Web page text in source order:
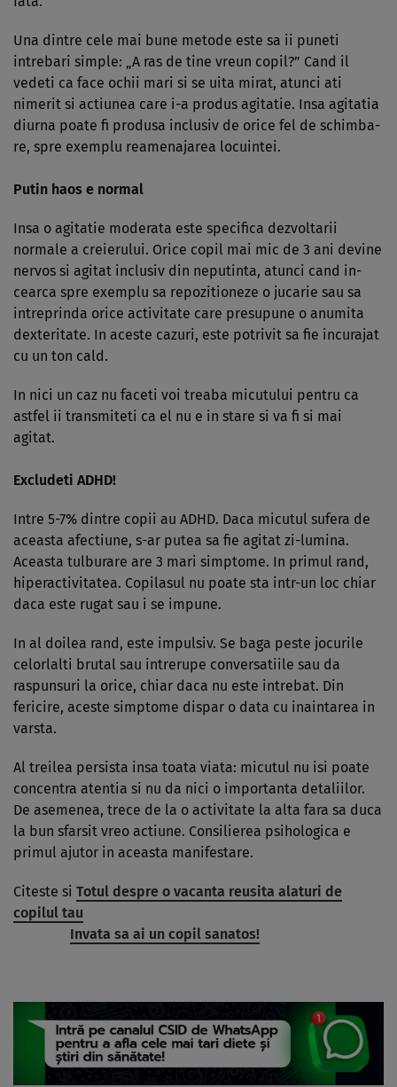
Una dintre cele mai bune metode este sa ii puneti
intrebari simple: „A ras de tine vreun copil?” Cand il
vedeti ca face ochii mari si se uita mirat, atunci ati
nimerit si actiunea care i-a pro­dus agitatie. Insa agitatia
diurna poate fi produsa inclusiv de orice fel de schim­ba­
re, spre exemplu reamenajarea locuintei.
Putin haos e normal
Insa o agitatie moderata este specifica dez­voltarii
normale a creierului. Orice co­pil mai mic de 3 ani devine
nervos si agi­tat inclusiv din neputinta, atunci cand in­
cearca spre exemplu sa repozitioneze o jucarie sau sa
intreprinda orice activitate care presupune o anumita
dexteritate. In aceste cazuri, este potrivit sa fie incura­jat
cu un ton cald.
In nici un caz nu faceti voi treaba micutului pentru ca
astfel ii trans­mi­teti ca el nu e in stare si va fi si mai
agitat.
Excludeti ADHD!
Intre 5-7% dintre copii au ADHD. Daca micutul sufera de
aceasta afectiune, s-ar putea sa fie agitat zi-lumina.
Aceasta tulburare are 3 mari simptome. In primul rand,
hiperac­tivitatea. Copilasul nu poate sta intr-un loc chiar
daca este rugat sau i se impune.
In al doilea rand, este im­pulsiv. Se baga peste jocurile
celor­lalti brutal sau intrerupe conversatiile sau da
raspunsuri la orice, chiar daca nu este intrebat. Din
fericire, aceste simptome dispar o data cu inaintarea in
varsta.
Al treilea persista insa toata viata: micutul nu isi poate
concentra atentia si nu da nici o importanta detaliilor.
De asemenea, trece de la o activitate la alta fara sa duca
la bun sfarsit vreo actiune. Consilierea psihologica e
primul ajutor in aceasta manifestare.
Citeste si Totul despre o vacanta reusita alaturi de
copilul tau
Invata sa ai un copil sanatos!